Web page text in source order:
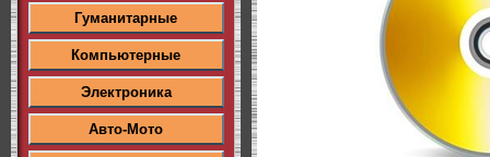
Гуманитарные
Компьютерные
Электроника
Авто-Мото